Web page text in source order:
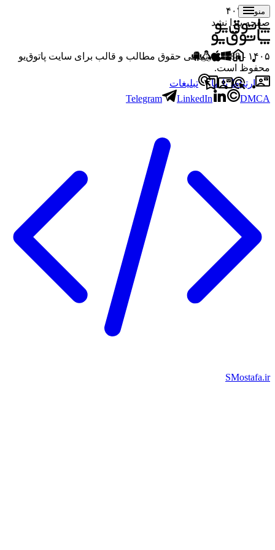
منو
خطای ۴۰۴
صفحه پیدا نشد
۱۴۰۵
- 1388 © تمامی حقوق مطالب و قالب برای سایت پاتوق‌یو
محفوظ است.
ارتباط با ما
تبلیغات
Telegram
LinkedIn DMCA
SMostafa.ir